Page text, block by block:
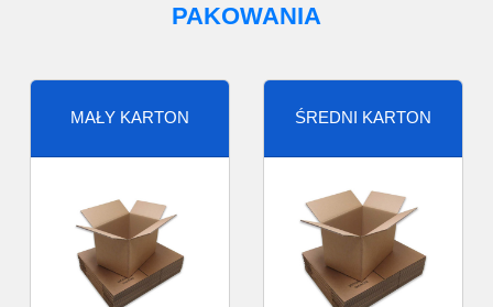
PAKOWANIA
MAŁY KARTON ŚREDNI KARTON